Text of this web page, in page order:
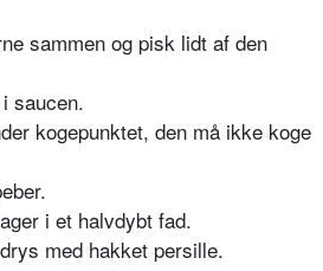
sammen og pisk lidt af den
saucen.
kogepunktet, den må ikke koge
i et halvdybt fad.
med hakket persille.